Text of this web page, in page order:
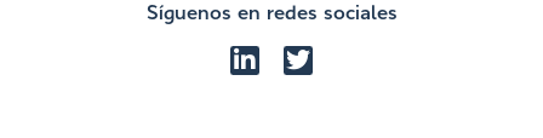
Síguenos en redes sociales